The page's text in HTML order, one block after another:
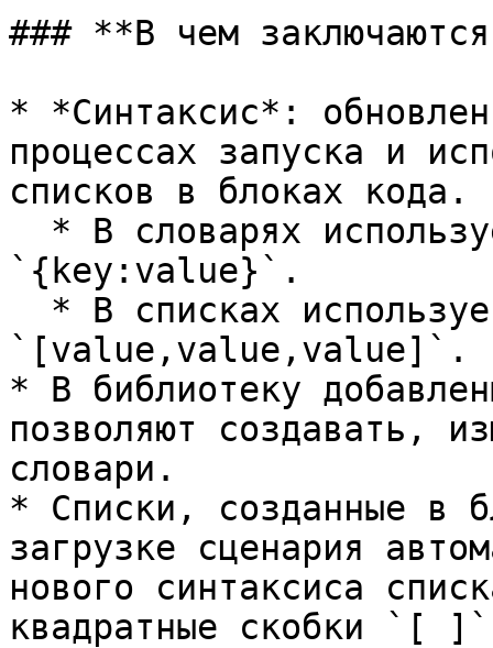
### **В чем
* *Синтаксис*:
процессах запуска и
списков в блоках кода.
`{key:value}`.
`[value,value,value]`.
* В библиотеку
позволяют создавать,
словари.
* Списки, созданные в
загрузке сценария
нового синтаксиса
квадратные скобки `[